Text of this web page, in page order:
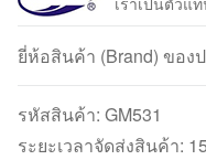
ยี่ห้อสินค้า (Brand) ของ
รหัสสินค้า: GM531
ระยะเวลาจัดส่งสินค้า: